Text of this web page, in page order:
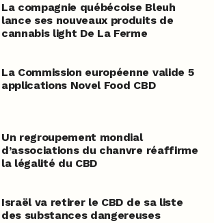
La compagnie québécoise Bleuh
lance ses nouveaux produits de
cannabis light De La Ferme
La Commission européenne valide 5
applications Novel Food CBD
Un regroupement mondial
d’associations du chanvre réaffirme
la légalité du CBD
Israël va retirer le CBD de sa liste
des substances dangereuses